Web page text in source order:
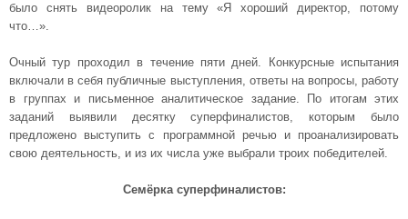
было снять видеоролик на тему «Я хороший директор, потому
что…».
Очный тур проходил в течение пяти дней. Конкурсные испытания
включали в себя публичные выступления, ответы на вопросы, работу
в группах и письменное аналитическое задание. По итогам этих
заданий выявили десятку суперфиналистов, которым было
предложено выступить с программной речью и проанализировать
свою деятельность, и из их числа уже выбрали троих победителей.
Семёрка суперфиналистов: